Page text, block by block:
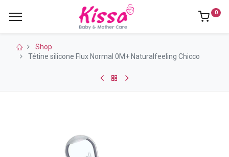
0
Shop
Tétine silicone Flux Normal 0M+ Naturalfeeling Chicco